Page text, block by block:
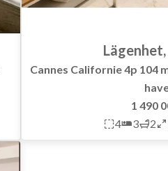
Cannes Californie 4p 104
1 490
4
3 2